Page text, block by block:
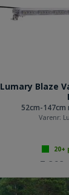
Lumary Blaze
52cm-
Varenr:
7 868,-
Fra 4
ink mva
20+